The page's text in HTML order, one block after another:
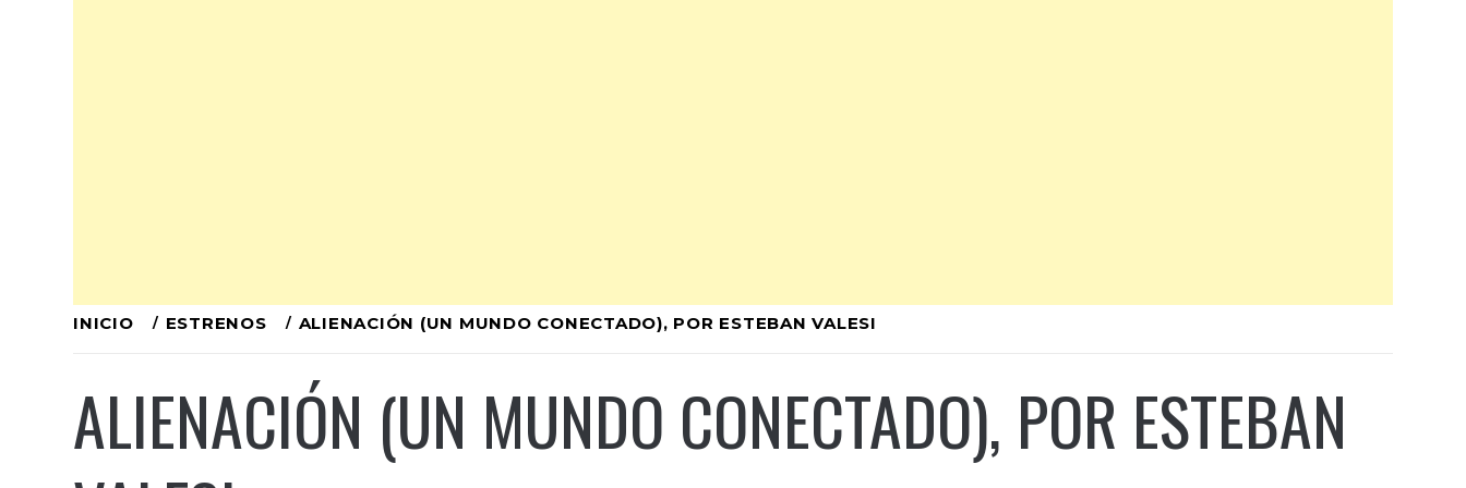
Ir
contenido
INICIO ESTRENOS ALIENACIÓN (UN MUNDO CONECTADO), POR ESTEBAN VALESI
ALIENACIÓN (UN MUNDO CONECTADO), POR ESTEBAN